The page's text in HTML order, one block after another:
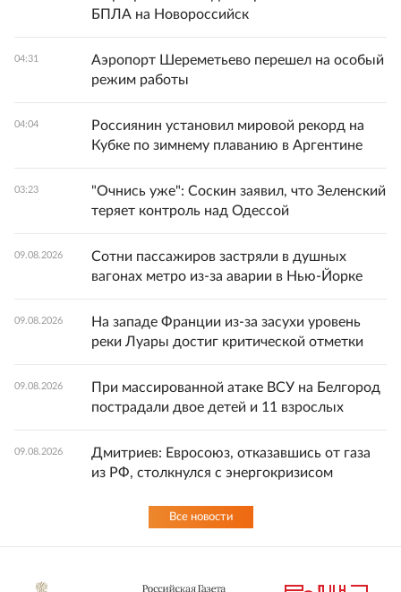
БПЛА на Новороссийск
04:31
Аэропорт Шереметьево перешел на особый
режим работы
04:04
Россиянин установил мировой рекорд на
Кубке по зимнему плаванию в Аргентине
03:23
"Очнись уже": Соскин заявил, что Зеленский
теряет контроль над Одессой
09.08.2026
Сотни пассажиров застряли в душных
вагонах метро из-за аварии в Нью-Йорке
09.08.2026
На западе Франции из-за засухи уровень
реки Луары достиг критической отметки
09.08.2026
При массированной атаке ВСУ на Белгород
пострадали двое детей и 11 взрослых
09.08.2026
Дмитриев: Евросоюз, отказавшись от газа
из РФ, столкнулся с энергокризисом
Все новости